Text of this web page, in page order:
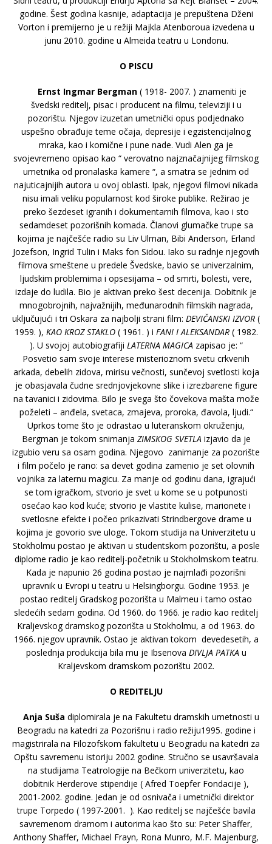
godine. Šest godina kasnije, adaptacija je prepuštena Dženi
Vorton i premijerno je u režiji Majkla Atenboroua izvedena u
junu 2010. godine u Almeida teatru u Londonu.
O PISCU
Ernst Ingmar Bergman ( 1918- 2007. ) znameniti je
švedski reditelj, pisac i producent na filmu, televiziji i u
pozorištu. Njegov izuzetan umetnički opus podjednako
uspešno obrađuje teme očaja, depresije i egzistencijalnog
mraka, kao i komične i pune nade. Vudi Alen ga je
svojevremeno opisao kao “ verovatno najznačajnijeg filmskog
umetnika od pronalaska kamere “, a smatra se jednim od
najuticajnijih autora u ovoj oblasti. Ipak, njegovi filmovi nikada
nisu imali veliku popularnost kod široke publike. Režirao je
preko šezdeset igranih i dokumentarnih filmova, kao i sto
sedamdeset pozorišnih komada. Članovi glumačke trupe sa
kojima je najčešće radio su Liv Ulman, Bibi Anderson, Erland
Jozefson, Ingrid Tulin i Maks fon Sidou. Iako su radnje njegovih
filmova smeštene u predele Švedske, bavio se univerzalnim,
ljudskim problemima i opsesijama – od smrti, bolesti, vere,
izdaje do ludila. Bio je aktivan preko šest decenija. Dobitnik je
mnogobrojnih, najvažnijih, međunarodnih filmskih nagrada,
uključujući i tri Oskara za najbolji strani film: DEVIČANSKI IZVOR (
1959. ), KAO KROZ STAKLO( 1961. ) i FANI I ALEKSANDAR( 1982.
). U svojoj autobiografiji LATERNA MAGICAzapisao je: “
Posvetio sam svoje interese misterioznom svetu crkvenih
arkada, debelih zidova, mirisu večnosti, sunčevoj svetlosti koja
je obasjavala čudne srednjovjekovne slike i izrezbarene figure
na tavanici i zidovima. Bilo je svega što čovekova mašta može
poželeti – anđela, svetaca, zmajeva, proroka, đavola, ljudi.“
Uprkos tome što je odrastao u luteranskom okruženju,
Bergman je tokom snimanja ZIMSKOG SVETLAizjavio da je
izgubio veru sa osam godina. Njegovo zanimanje za pozorište
i film počelo je rano: sa devet godina zamenio je set olovnih
vojnika za laternu magicu. Za manje od godinu dana, igrajući
se tom igračkom, stvorio je svet u kome se u potpunosti
osećao kao kod kuće; stvorio je vlastite kulise, marionete i
svetlosne efekte i počeo prikazivati Strindbergove drame u
kojima je govorio sve uloge. Tokom studija na Univerzitetu u
Stokholmu postao je aktivan u studentskom pozorištu, a posle
diplome radio je kao reditelj-početnik u Stokholmskom teatru.
Kada je napunio 26 godina postao je najmlađi pozorišni
upravnik u Evropi u teatru u Helsingborgu. Godine 1953. je
postao reditelj Gradskog pozorišta u Malmeu i tamo ostao
sledećih sedam godina. Od 1960. do 1966. je radio kao reditelj
Kraljevskog dramskog pozorišta u Stokholmu, a od 1963. do
1966. njegov upravnik. Ostao je aktivan tokom devedesetih, a
poslednja produkcija bila mu je Ibsenova DIVLJA PATKAu
Kraljevskom dramskom pozorištu 2002.
O REDITELJU
Anja Suša diplomirala je na Fakultetu dramskih umetnosti u
Beogradu na katedri za Pozorišnu i radio režiju1995. godine i
magistrirala na Filozofskom fakultetu u Beogradu na katedri za
Opštu savremenu istoriju 2002 godine. Stručno se usavršavala
na studijama Teatrologije na Bečkom univerzitetu, kao
dobitnik Herderove stipendije ( Afred Toepfer Fondacije ),
2001-2002. godine. Jedan je od osnivača i umetnički direktor
trupe Torpedo ( 1997-2001. ). Kao reditelj se najčešće bavila
savremenom dramom i autorima kao što su: Peter Shaffer,
Anthony Shaffer, Michael Frayn, Rona Munro, M.F. Majenburg,